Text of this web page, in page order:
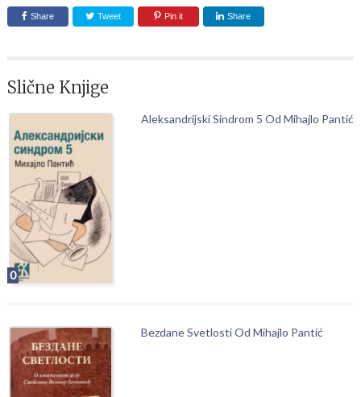
Share Tweet Pin it Share
Slične Knjige
0
Aleksandrijski Sindrom 5 Od Mihajlo Pantić
Bezdane Svetlosti Od Mihajlo Pantić